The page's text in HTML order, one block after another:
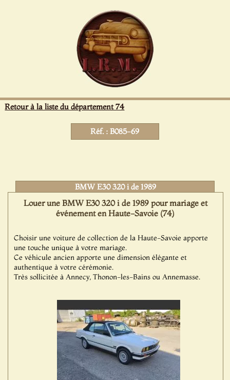
Retour à la liste du département 74
Réf. : B085-69
BMW E30 320 i de 1989
Louer une BMW E30 320 i de 1989 pour mariage et
événement en Haute-Savoie (74)
Choisir une voiture de collection de la Haute-Savoie apporte
une touche unique à votre mariage.
Ce véhicule ancien apporte une dimension élégante et
authentique à votre cérémonie.
Très sollicitée à Annecy, Thonon-les-Bains ou Annemasse.